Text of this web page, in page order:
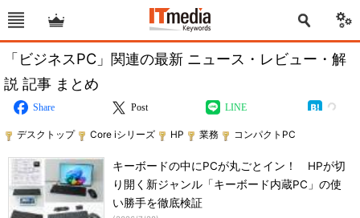
「ビジネスPC」関連の最新 ニュース・レビュー・解
説 記事 まとめ
Share Post LINE
デスクトップ Core iシリーズ HP 業務 コンパクトPC
キーボードの中にPCが丸ごとイン！ HPが切
り開く新ジャンル「キーボード内蔵PC」の使
い勝手を徹底検証